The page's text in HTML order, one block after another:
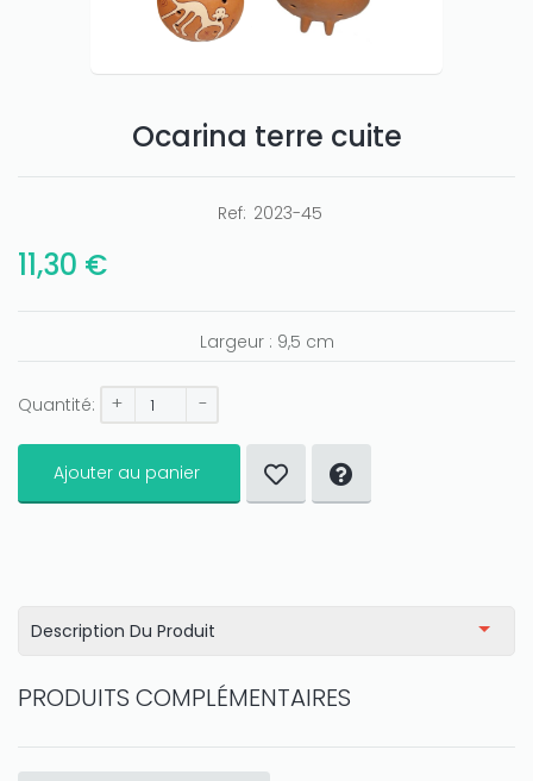
Ocarina terre cuite
Ref: 2023-45
11,30 €
Largeur : 9,5 cm
Quantité: + -
Ajouter au panier
Description Du Produit
PRODUITS COMPLÉMENTAIRES